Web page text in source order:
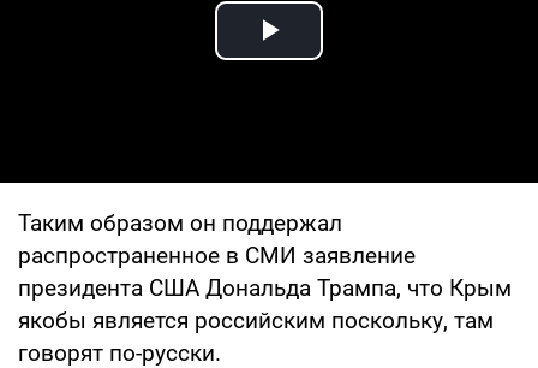
Play Video
Таким образом он поддержал
распространенное в СМИ заявление
президента США Дональда Трампа, что Крым
якобы является российским поскольку, там
говорят по-русски.